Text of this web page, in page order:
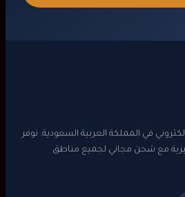
في المملكة العربية السعودية. نوفر
مع شحن مجاني لجميع مناطق